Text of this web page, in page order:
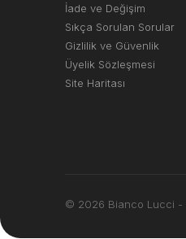
İade ve Değişim
Sıkça Sorulan Sorular
Gizlilik ve Güvenlik
Üyelik Sözleşmesi
Site Haritası
© 2026 Bianco Lucci -